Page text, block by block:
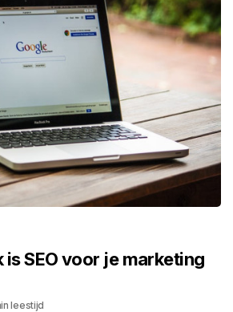
is SEO voor je marketing
leestijd